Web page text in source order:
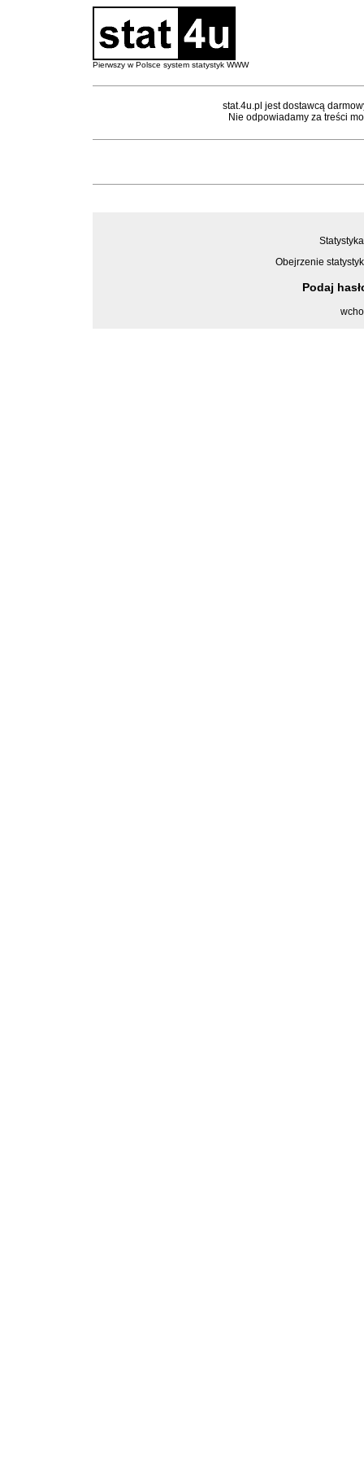
Pierwszy w Polsce system statystyk WWW
stat.4u.pl jest dostawcą
Nie odpowiadamy za treści
Obejrzenie
Podaj